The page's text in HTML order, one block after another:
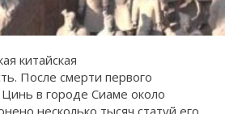
китайская
После смерти первого
в городе Сиаме около